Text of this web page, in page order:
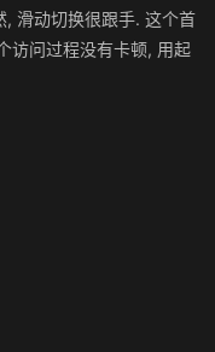
滑动切换很跟手. 这个首
访问过程没有卡顿, 用起